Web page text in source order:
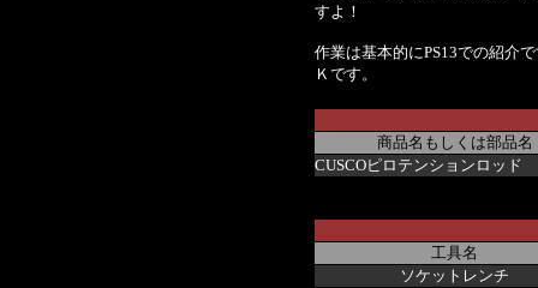
すよ！
作業は基本的にPS13での紹介
Ｋです。
商品名もしくは部品名
CUSCOピロテンションロッド
工具名
ソケットレンチ